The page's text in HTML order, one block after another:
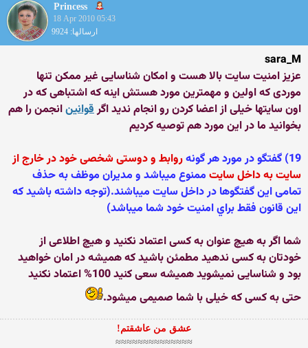
Princess
18 Apr 2010 05:43
ارسالها: 9924
sara_M
عزیز امنیت سایت بالا هست و امكان شناسایی غیر ممكن تنها
موردی كه اولین و مهمترین مورد هستش اینه كه اشتباهی كه در
اون سایتها خیلی از اعضا كردن رو انجام ندید اگرقوانینانجمن را هم
بخوانید ما در این مورد هم توصیه كردیم
19) گفتگو در مورد هر گونه
روابط و دوستى شخصى خود در خارج از
سايت به داخل سايت ممنوع ميباشد و مديران موظف به حذف
تمامى اين گفتگوها در داخل سايت ميباشند.(توجه داشته باشيد كه
اين قانون فقط براي امنيت خود شما ميباشد)
شما اگر به هیچ عنوان به كسی اعتماد نكنید و هیچ اطلاعی از
خودتان به كسی ندهید مطمئن باشید كه همیشه در امان خواهید
بود و شناسایی نمیشوید همیشه سعی كنید 100% اعتماد نكنید
حتی به كسی كه خیلی با شما صمیمی میشود.
عشق من عاشقتم!
≈≈≈≈≈≈≈≈≈≈≈≈≈≈